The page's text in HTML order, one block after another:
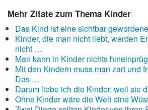
Mehr Zitate zum Thema Kinder
Das Kind ist eine sichtbar
Kinder, die man nicht liebt, werden
nicht …
Man kann in Kinder nichts
Mit den Kindern muss man zart und
Das …
Darum liebe ich die Kinder, weil sie
Ohne Kinder wäre die Welt eine